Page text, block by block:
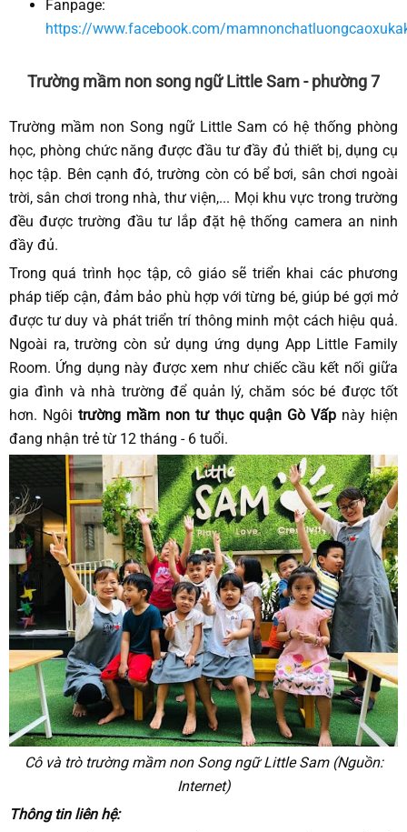
Fanpage:
https://www.facebook.com/
Trường mầm non song ngữ Little Sam - phường 7
Trường mầm non Song ngữ Little Sam có hệ thống phòng
học, phòng chức năng được đầu tư đầy đủ thiết bị, dụng cụ
học tập. Bên cạnh đó, trường còn có bể bơi, sân chơi ngoài
trời, sân chơi trong nhà, thư viện,... Mọi khu vực trong trường
đều được trường đầu tư lắp đặt hệ thống camera an ninh
đầy đủ.
Trong quá trình học tập, cô giáo sẽ triển khai các phương
pháp tiếp cận, đảm bảo phù hợp với từng bé, giúp bé gợi mở
được tư duy và phát triển trí thông minh một cách hiệu quả.
Ngoài ra, trường còn sử dụng ứng dụng App Little Family
Room. Ứng dụng này được xem như chiếc cầu kết nối giữa
gia đình và nhà trường để quản lý, chăm sóc bé được tốt
hơn. Ngôitrường mầm non tư thục quận Gò Vấp này hiện
đang nhận trẻ từ 12 tháng - 6 tuổi.
Cô và trò trường mầm non Song ngữ Little Sam (Nguồn:
Internet)
Thông tin liên hệ: